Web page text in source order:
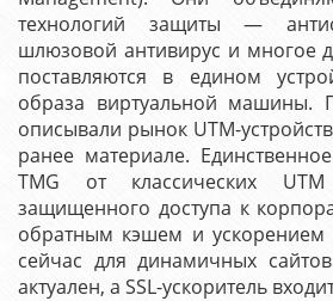
технологий защиты —
шлюзовой антивирус и многое
поставляются в едином
образа виртуальной машины.
описывали рынок UTM-
ранее материале.
TMG от классических
защищенного доступа к
обратным кэшем и ускорением
сейчас для динамичных
актуален, а SSL-ускоритель